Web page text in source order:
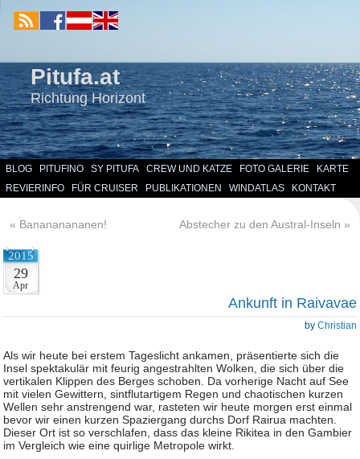
Pitufa.at
Richtung Horizont
BLOG PITUFINO SY PITUFA CREW UND KATZE FOTO GALERIE
KARTE
REVIERINFO
FÜR CRUISER PUBLIKATIONEN WINDATLAS KONTAKT
« Banananananen! Abstecher zu den Austral-Inseln »
2015
29
Apr
Ankunft in Raivavae
by Christian
Als wir heute bei erstem Tageslicht ankamen, präsentierte sich die
Insel spektakulär mit feurig angestrahlten Wolken, die sich über die
vertikalen Klippen des Berges schoben. Da vorherige Nacht auf See
mit vielen Gewittern, sintflutartigem Regen und chaotischen kurzen
Wellen sehr anstrengend war, rasteten wir heute morgen erst einmal
bevor wir einen kurzen Spaziergang durchs Dorf Rairua machten.
Dieser Ort ist so verschlafen, dass das kleine Rikitea in den Gambier
im Vergleich wie eine quirlige Metropole wirkt.